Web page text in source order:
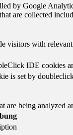
by Google
are collected
visitors with
IDE cookies
is set by
are being analyzed